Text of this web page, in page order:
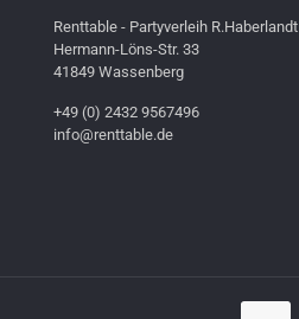
Renttable - Partyverleih R.Haberlandt
Hermann-Löns-Str. 33
41849 Wassenberg
+49 (0) 2432 9567496
info@renttable.de